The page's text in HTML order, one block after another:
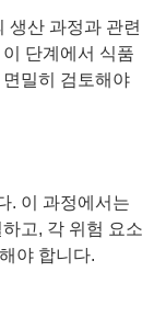
생산 과정과 관련
단계에서 식품
밀히 검토해야
. 이 과정에서는
고, 각 위험 요소
야 합니다.